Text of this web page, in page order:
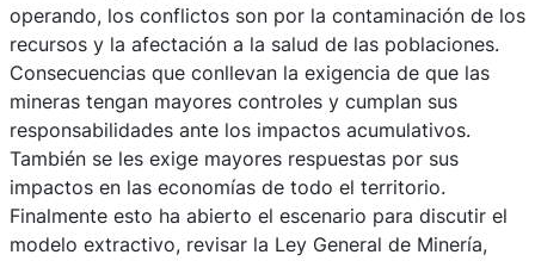
operando, los conflictos son por la contaminación de los
recursos y la afectación a la salud de las poblaciones.
Consecuencias que conllevan la exigencia de que las
mineras tengan mayores controles y cumplan sus
responsabilidades ante los impactos acumulativos.
También se les exige mayores respuestas por sus
impactos en las economías de todo el territorio.
Finalmente esto ha abierto el escenario para discutir el
modelo extractivo, revisar la Ley General de Minería,